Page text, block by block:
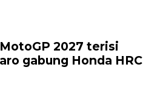
2027 terisi
gabung Honda HRC